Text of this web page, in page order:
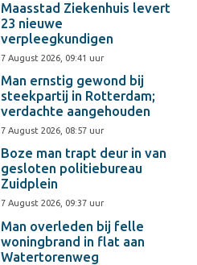
Maasstad Ziekenhuis levert
23 nieuwe
verpleegkundigen
7 August 2026, 09:41 uur
Man ernstig gewond bij
steekpartij in Rotterdam;
verdachte aangehouden
7 August 2026, 08:57 uur
Boze man trapt deur in van
gesloten politiebureau
Zuidplein
7 August 2026, 09:37 uur
Man overleden bij felle
woningbrand in flat aan
Watertorenweg